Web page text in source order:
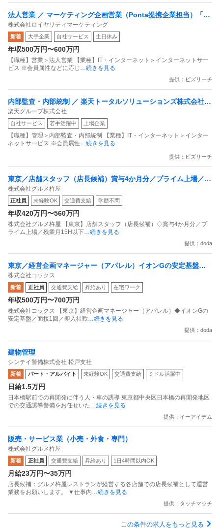
法人営業 ／ マーケティング企画営業（Ponta提携企業担当）「国
内最大級の共通ポイントサービスを展開／無駄のない消費社会を
目指すデータマーケティングカンパニー」
株式会社ロイヤリティマーケティング
新着 大手企業 自社サービス 土日休み
年収500万円〜600万円
【職種】営業＞法人営業 【業種】IT・インターネット＞インターネットサー
ビス ※会員属性などに応じ
…続きを見る
提供：ビズリーチ
内部監査・内部統制 ／ 楽天トータルソリューションズ株式会社
戦略事業コンプライアンス支援部 業務統制支援課：ショップコン
プライアンス推進担当（SBCSD）
楽天グループ株式会社
自社サービス 若手活躍中 上場企業
【職種】管理＞内部監査・内部統制 【業種】IT・インターネット＞インター
ネットサービス ※会員属性 …続きを見る
提供：ビズリーチ
東京／店舗スタッフ（店長候補）賞与4か月分／プライム上場／残
業月15H以下／新店オープン多数
株式会社グルメ杵屋
正社員 未経験OK 交通費支給 学歴不問
年収420万円〜560万円
株式会社グルメ杵屋 【東京】店舗スタッフ（店長候補）◇賞与4か月分／プ
ライム上場／残業月15H以下 …続きを見る
提供：doda
東京／経営企画マネージャー（アパレル）イオンGの安定基盤／
面接1回／即入社歓迎
株式会社コックス
新着 正社員 交通費支給 昇給あり 在宅ワーク
年収500万円〜700万円
株式会社コックス 【東京】経営企画マネージャー（アパレル）◆イオンGの
安定基盤／面接1回／即入社歓 …続きを見る
提供：doda
建物管理
シンテイ警備株式会社 松戸支社
新着 パート・アルバイト 未経験OK 交通費支給 ミドル活躍中
日給1.5万円
日本橋駅前での再開発に伴う人・車の誘導 東京都中央区日本橋の再開発地区
での交通誘導警備をお任せいた …続きを見る
提供：イーアイデム
販売・サービス業（小売・外食・専門）
株式会社グルメ杵屋
新着 正社員 交通費支給 昇給あり 1日4時間以内OK
月給23万円〜35万円
店長候補：グルメ杵屋レストランが経営する各店舗での店長候補として運営
業務をお願いします。 ▼仕事内 …続きを見る
提供：タッチマッチ
この条件の求人をもっと見る